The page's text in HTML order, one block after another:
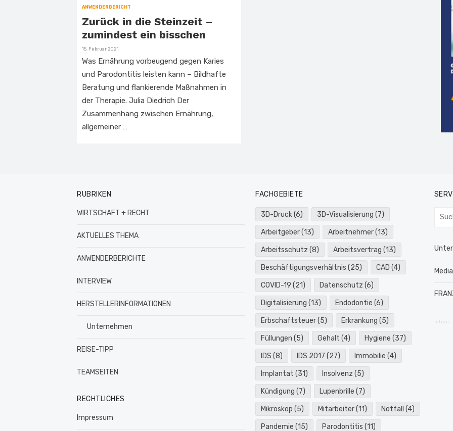
ANWENDERBERICHT
Zurück in die Steinzeit –
zumindest ein bisschen
Veröffentlicht
15. Februar 2021
Was Ernährung vorbeugend gegen Karies
und Parodontitis leisten kann – Bildhafte
Beratung und flankierende Maßnahmen in
der Therapie. Julia Diedrich Der
Zusammenhang zwischen Ernährung,
allgemeiner …
RUBRIKEN
WIRTSCHAFT + RECHT
AKTUELLES THEMA
ANWENDERBERICHTE
INTERVIEW
HERSTELLERINFORMATIONEN
Unternehmen
REISE-TIPP
TEAMSEITEN
RECHTLICHES
Impressum
FACHGEBIETE
3D-Druck(6) 3D-Visualisierung (7)
Arbeitgeber(13) Arbeitnehmer(13)
Arbeitsschutz (8) Arbeitsvertrag (13)
Beschäftigungsverhältnis (25) CAD (4)
COVID-19 (21) Datenschutz (6)
Digitalisierung (13) Endodontie (6)
Erbschaftsteuer(5) Erkrankung (5)
Füllungen (5) Gehalt (4) Hygiene (37)
IDS (8) IDS 2017 (27) Immobilie (4)
Implantat (31) Insolvenz (5)
Kündigung (7) Lupenbrille (7)
Mikroskop (5) Mitarbeiter(11) Notfall (4)
Pandemie (15) Parodontitis (11)
intern